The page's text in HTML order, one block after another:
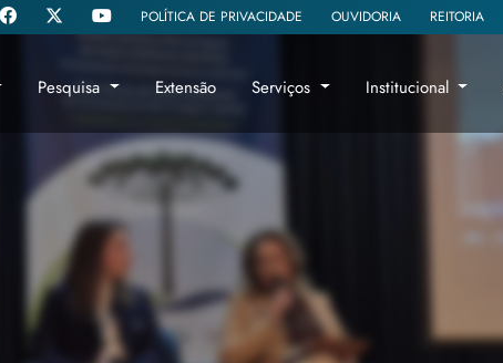
Pesquisa Extensão Serviços Institucional
POLÍTICA DE PRIVACIDADE OUVIDORIA REITORIA